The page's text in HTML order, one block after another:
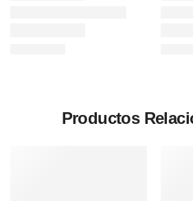
Productos